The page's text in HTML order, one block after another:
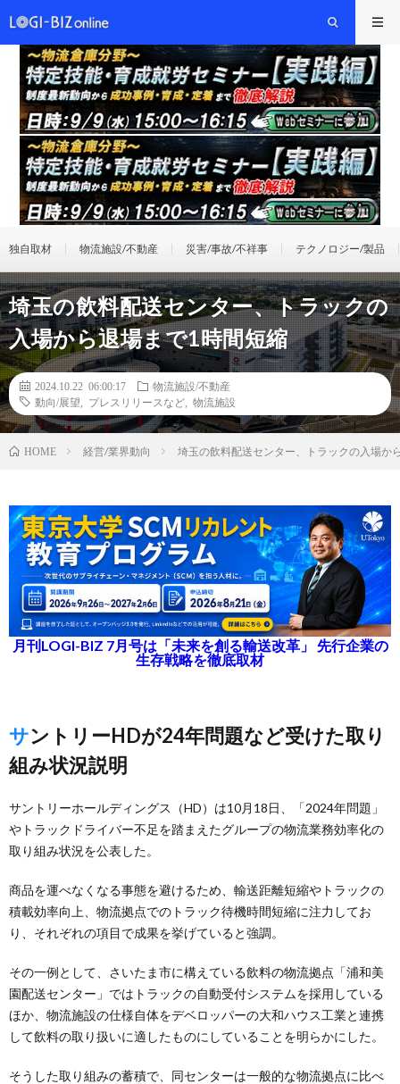
独自取材 物流施設/不動産 災害/事故/不祥事 テクノロジー/製品
埼玉の飲料配送センター、トラックの
入場から退場まで1時間短縮
2024.10.22 06:00:17
物流施設/不動産
動向/展望
プレスリリースなど 物流施設
HOME 経営/業界動向 埼玉の飲料配送センター、トラックの入場か
月刊LOGI-BIZ 7月号は「未来を創る輸送改革」 先行企業の
生存戦略を徹底取材
サントリーHDが24年問題など受けた取り
組み状況説明
サントリーホールディングス（HD）は10月18日、「2024年問題」
やトラックドライバー不足を踏まえたグループの物流業務効率化の
取り組み状況を公表した。
商品を運べなくなる事態を避けるため、輸送距離短縮やトラックの
積載効率向上、物流拠点でのトラック待機時間短縮に注力してお
り、それぞれの項目で成果を挙げていると強調。
その一例として、さいたま市に構えている飲料の物流拠点「浦和美
園配送センター」ではトラックの自動受付システムを採用している
ほか、物流施設の仕様自体をデベロッパーの大和ハウス工業と連携
して飲料の取り扱いに適したものにしていることを明らかにした。
そうした取り組みの蓄積で、同センターは一般的な物流拠点に比べ